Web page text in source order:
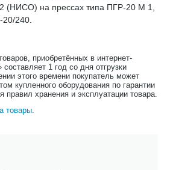
(НИСО) на прессах типа ПГР-20 М 1,
240.
приобретённых в интернет-
1 год со дня отгрузки
этого времени покупатель может
купленного оборудования по гарантии
правил хранения и эксплуатации товара.
товары.